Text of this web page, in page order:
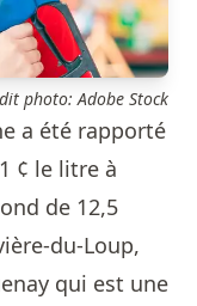
photo: Adobe Stock
a été rapporté
¢ le litre à
de 12,5
du-Loup,
qui est une